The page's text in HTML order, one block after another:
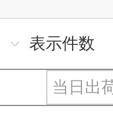
表示件数
当日出